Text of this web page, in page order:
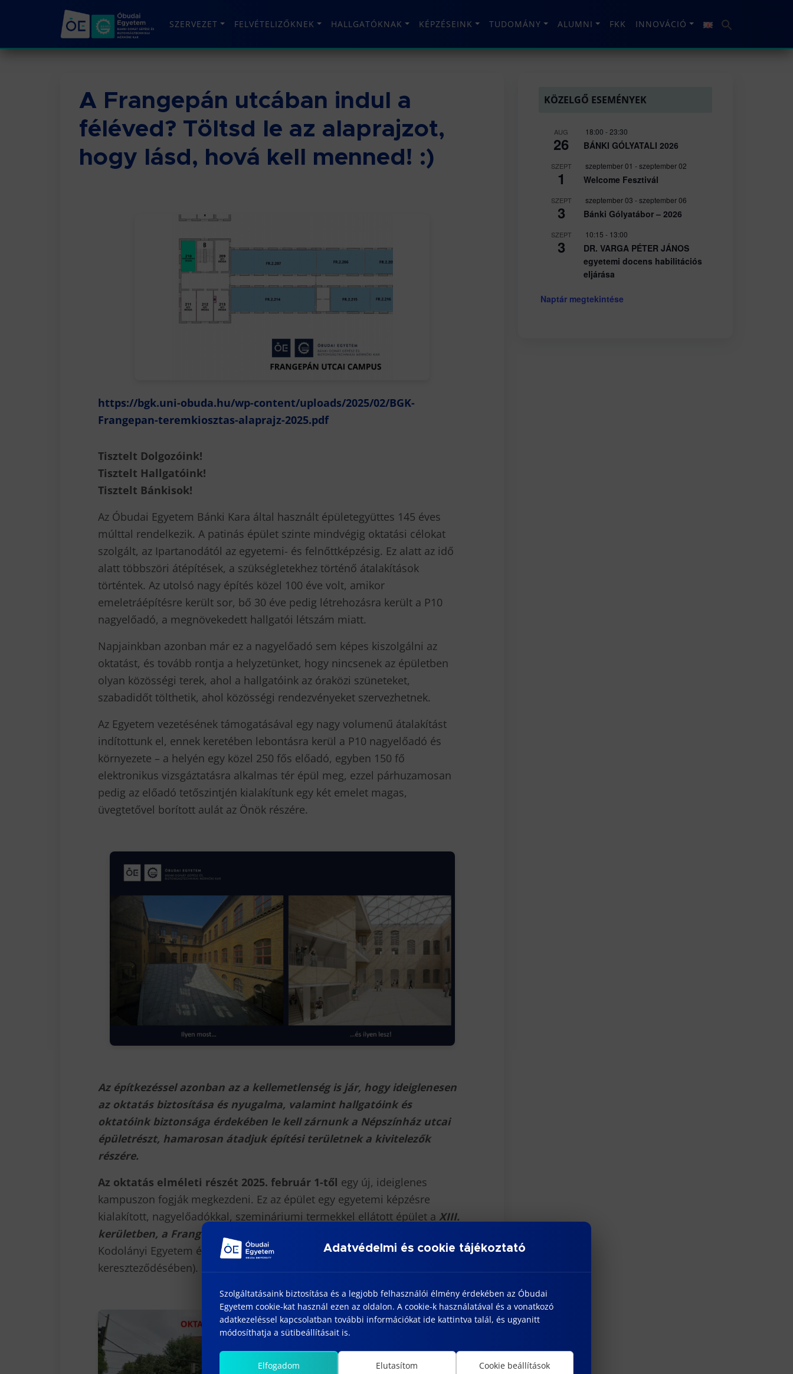
SZERVEZET FELVÉTELIZŐKNEK HALLGATÓKNAK KÉPZÉSEINK TUDOMÁNY ALUMNI FKK INNOVÁCIÓ
A Frangepán utcában indul a
féléved? Töltsd le az alaprajzot,
hogy lásd, hová kell menned! :)
https://bgk.uni-obuda.hu/wp-content/uploads/2025/02/BGK-
Frangepan-teremkiosztas-alaprajz-2025.pdf
Tisztelt Dolgozóink!
Tisztelt Hallgatóink!
Tisztelt Bánkisok!
Az Óbudai Egyetem Bánki Kara által használt épületegyüttes 145 éves
múlttal rendelkezik. A patinás épület szinte mindvégig oktatási célokat
szolgált, az Ipartanodától az egyetemi- és felnőttképzésig. Ez alatt az idő
alatt többszöri átépítések, a szükségletekhez történő átalakítások
történtek. Az utolsó nagy építés közel 100 éve volt, amikor
emeletráépítésre került sor, bő 30 éve pedig létrehozásra került a P10
nagyelőadó, a megnövekedett hallgatói létszám miatt.
Napjainkban azonban már ez a nagyelőadó sem képes kiszolgálni az
oktatást, és tovább rontja a helyzetünket, hogy nincsenek az épületben
olyan közösségi terek, ahol a hallgatóink az óraközi szüneteket,
szabadidőt tölthetik, ahol közösségi rendezvényeket szervezhetnek.
Az Egyetem vezetésének támogatásával egy nagy volumenű átalakítást
indítottunk el, ennek keretében lebontásra kerül a P10 nagyelőadó és
környezete – a helyén egy közel 250 fős előadó, egyben 150 fő
elektronikus vizsgáztatásra alkalmas tér épül meg, ezzel párhuzamosan
pedig az előadó tetőszintjén kialakítunk egy két emelet magas,
üvegtetővel borított aulát az Önök részére.
Az építkezéssel azonban az a kellemetlenség is jár, hogy ideiglenesen
az oktatás biztosítása és nyugalma, valamint hallgatóink és
oktatóink biztonsága érdekében le kell zárnunk a Népszínház utcai
épületrészt, hamarosan átadjuk építési területnek a kivitelezők
részére.
Az oktatás elméleti részét 2025. február 1-től egy új, ideiglenes
kampuszon fogják megkezdeni. Ez az épület egy egyetemi képzésre
kialakított, nagyelőadókkal, szemináriumi termekkel ellátott épület a XIII.
kerületben, a Frangepán utca 50. szám alatt
Kodolányi Egyetem épülete volt, a Béke út-és a Frangepán utca
kereszteződésében).
KÖZELGŐ ESEMÉNYEK
AUG
26
18:00 - 23:30
BÁNKI GÓLYATALI 2026
SZEPT
1
szeptember 01 -szeptember 02
Welcome Fesztivál
SZEPT
3
szeptember 03 -szeptember 06
Bánki Gólyatábor – 2026
SZEPT
3
10:15 - 13:00
DR. VARGA PÉTER JÁNOS
egyetemi docens habilitációs
eljárása
Naptár megtekintése
Adatvédelmi és cookie tájékoztató
Szolgáltatásaink biztosítása és a legjobb felhasználói élmény érdekében az Óbudai
Egyetem cookie-kat használ ezen az oldalon. A cookie-k használatával és a vonatkozó
adatkezeléssel kapcsolatban további információkat ide kattintva talál, és ugyanitt
módosíthatja a sütibeállításait is.
Elfogadom Elutasítom Cookie beállítások